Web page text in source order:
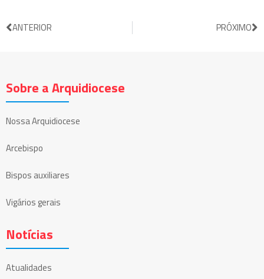
ANTERIOR PRÓXIMO
Sobre a Arquidiocese
Nossa Arquidiocese
Arcebispo
Bispos auxiliares
Vigários gerais
Notícias
Atualidades